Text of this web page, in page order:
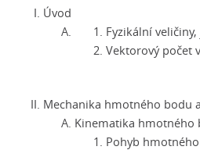
Úvod
Fyzikální
Vektorový počet
Mechanika hmotného bodu
Kinematika hmotného
Pohyb